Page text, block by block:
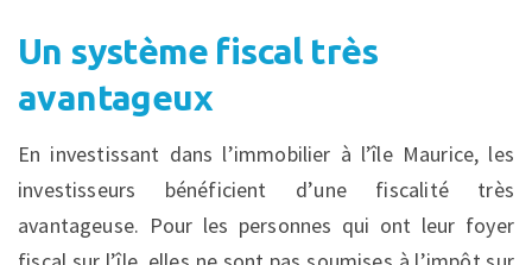
Un système fiscal très
avantageux
En investissant dans l’immobilier à l’île Maurice, les
investisseurs bénéficient d’une fiscalité très
avantageuse. Pour les personnes qui ont leur foyer